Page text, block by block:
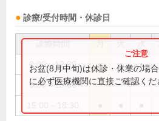
診療/受付時間・休診日
9:00～12:00 ● ● ●
9:00～13:00
お盆(8月中旬)は休診・休業の場
に必ず医療機関に直接ご確認くだ